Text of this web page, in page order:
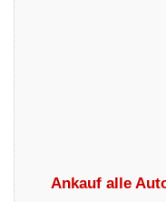
Ankauf alle